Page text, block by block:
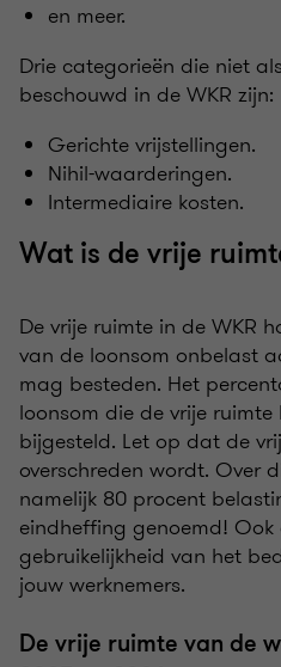
en meer.
Drie categorieën die niet
beschouwd in de WKR zijn:
Gerichte vrijstellingen.
Nihil-waarderingen.
Intermediaire kosten.
Wat is de vrije
De vrije ruimte in de WKR
van de loonsom onbelast
mag besteden. Het
loonsom die de vrije
bijgesteld. Let op dat de
overschreden wordt. Over
namelijk 80 procent
eindheffing genoemd!
gebruikelijkheid van het
jouw werknemers.
De vrije ruimte van de